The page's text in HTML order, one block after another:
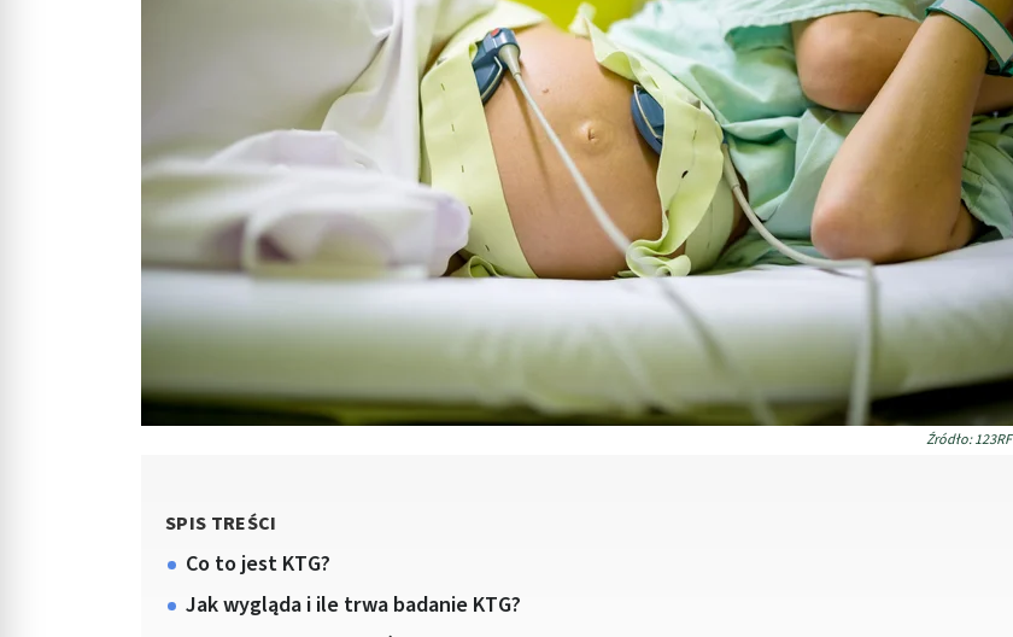
Źródło: 123RF
SPIS TREŚCI
Co to jest KTG?
Jak wygląda i ile trwa badanie KTG?